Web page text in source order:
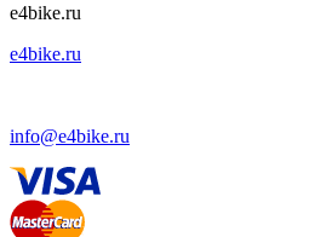
e4bike.ru
e4bike.ru
info@e4bike.ru